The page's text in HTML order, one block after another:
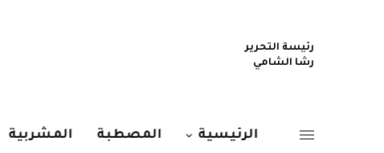
رئيسة التحرير
رشا الشامي
الرئيسية المصطبة المشربية